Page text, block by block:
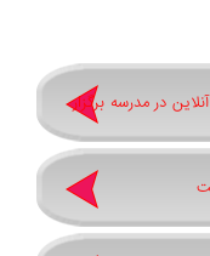
در مدرسه برگزار